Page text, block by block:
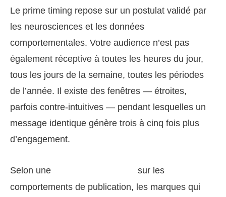
Le prime timing repose sur un postulat validé par
les neurosciences et les données
comportementales. Votre audience n’est pas
également réceptive à toutes les heures du jour,
tous les jours de la semaine, toutes les périodes
de l’année. Il existe des fenêtres — étroites,
parfois contre-intuitives — pendant lesquelles un
message identique génère trois à cinq fois plus
d’engagement.
Selon une
sur les
comportements de publication, les marques qui